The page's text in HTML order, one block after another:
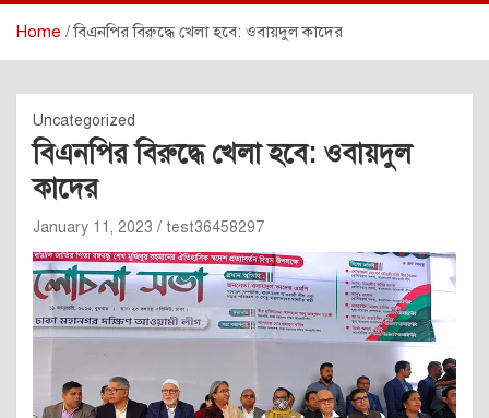
Home বিএনপির বিরুদ্ধে খেলা হবে: ওবায়দুল কাদের
Uncategorized
বিএনপির বিরুদ্ধে খেলা হবে: ওবায়দুল
কাদের
January 11, 2023 test36458297